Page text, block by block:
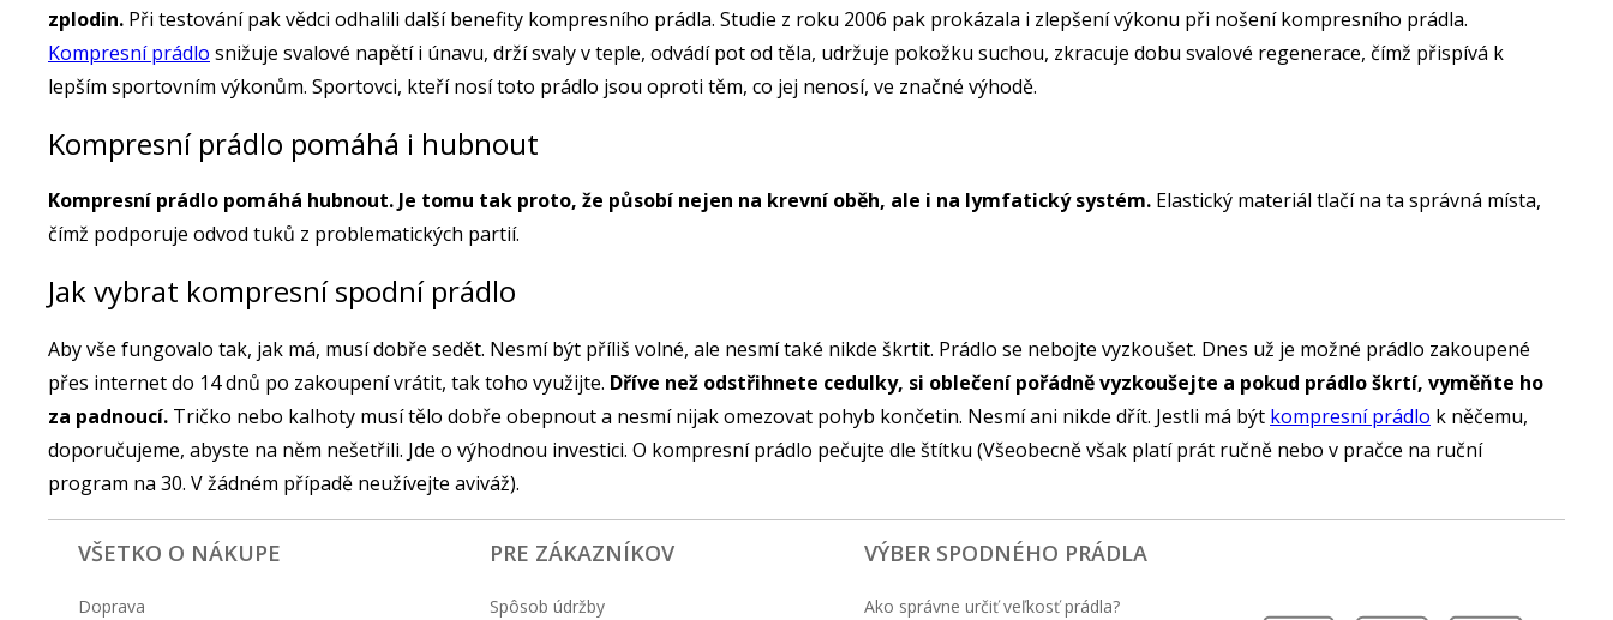
zplodin. Při testování pak vědci odhalili další benefity kompresního prádla. Studie z roku 2006 pak prokázala i zlepšení výkonu při nošení kompresního prádla.
Kompresní prádlo snižuje svalové napětí i únavu, drží svaly v teple, odvádí pot od těla, udržuje pokožku suchou, zkracuje dobu svalové regenerace, čímž přispívá k
lepším sportovním výkonům. Sportovci, kteří nosí toto prádlo jsou oproti těm, co jej nenosí, ve značné výhodě.
Kompresní prádlo pomáhá i hubnout
Kompresní prádlo pomáhá hubnout. Je tomu tak proto, že působí nejen na krevní oběh, ale i na lymfatický systém. Elastický materiál tlačí na ta správná místa,
čímž podporuje odvod tuků z problematických partií.
Jak vybrat kompresní spodní prádlo
Aby vše fungovalo tak, jak má, musí dobře sedět. Nesmí být příliš volné, ale nesmí také nikde škrtit. Prádlo se nebojte vyzkoušet. Dnes už je možné prádlo zakoupené
přes internet do 14 dnů po zakoupení vrátit, tak toho využijte. Dříve než odstřihnete cedulky, si oblečení pořádně vyzkoušejte a pokud prádlo škrtí, vyměňte ho
za padnoucí. Tričko nebo kalhoty musí tělo dobře obepnout a nesmí nijak omezovat pohyb končetin. Nesmí ani nikde dřít. Jestli má být kompresní prádlo k něčemu,
doporučujeme, abyste na něm nešetřili. Jde o výhodnou investici. O kompresní prádlo pečujte dle štítku (Všeobecně však platí prát ručně nebo v pračce na ruční
program na 30. V žádném případě neužívejte aviváž).
VŠETKO O NÁKUPE
Doprava
PRE ZÁKAZNÍKOV
Spôsob údržby
VÝBER SPODNÉHO PRÁDLA
Ako správne určiť veľkosť prádla?